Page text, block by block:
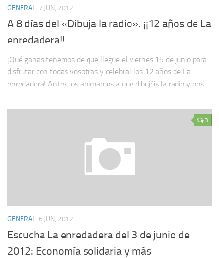
GENERAL 7 JUN, 2012
A 8 días del «Dibuja la radio». ¡¡12 años de La
enredadera!!
¡Qué ganas tenemos de que llegue el viernes 15 de junio para
disfrutar con todas vosotras y celebrar los 12 años de La
enredadera! Antes, os animamos a que dibujéis la radio y nos...
3
GENERAL 6 JUN, 2012
Escucha La enredadera del 3 de junio de
2012: Economía solidaria y más